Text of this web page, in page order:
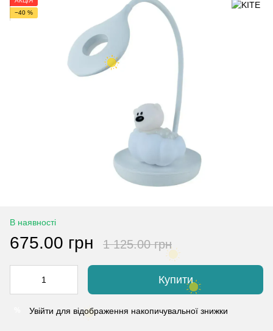
−40 %
В наявності
675.00 грн 1 125.00 грн
Купити
Увійти для відображення накопичувальної знижки